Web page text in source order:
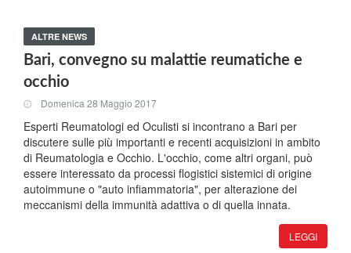
ALTRE NEWS
Bari, convegno su malattie reumatiche e
occhio
Domenica 28 Maggio 2017
Esperti Reumatologi ed Oculisti si incontrano a Bari per
discutere sulle più importanti e recenti acquisizioni in ambito
di Reumatologia e Occhio. L'occhio, come altri organi, può
essere interessato da processi flogistici sistemici di origine
autoimmune o "auto infiammatoria", per alterazione dei
meccanismi della immunità adattiva o di quella innata.
LEGGI